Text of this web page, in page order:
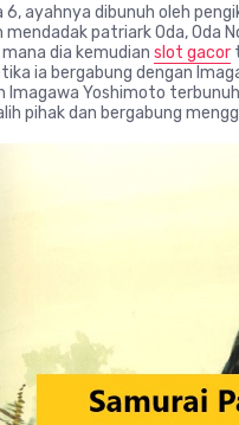
6, ayahnya dibunuh oleh
mendadak patriark Oda, Oda
dia kemudian slot gacor
ia bergabung dengan
Imagawa Yoshimoto
pihak dan bergabung